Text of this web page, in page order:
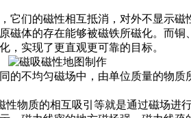
它们的磁性相互抵消，对外不显示
体的存在能够被磁铁所磁化。而铜
，实现了更直观更可靠的目标。
不均匀磁场中，由单位质量的物
物质的相互吸引等就是通过磁场进